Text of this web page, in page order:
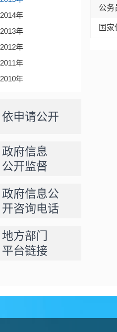
2014年
2013年
2012年
2011年
2010年
依申请公开
政府信息
公开监督
政府信息公
开咨询电话
地方部门
平台链接
公务
国家